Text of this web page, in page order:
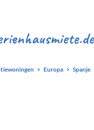
Europa Spanje